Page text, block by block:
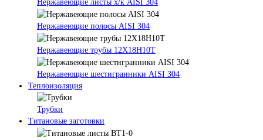
Нержавеющие листы х/к AISI 304
Нержавеющие полосы AISI 304
Нержавеющие трубы 12Х18Н10Т
Нержавеющие шестигранники AISI 304
Теплоизоляция
Трубки
Титановые заготовки